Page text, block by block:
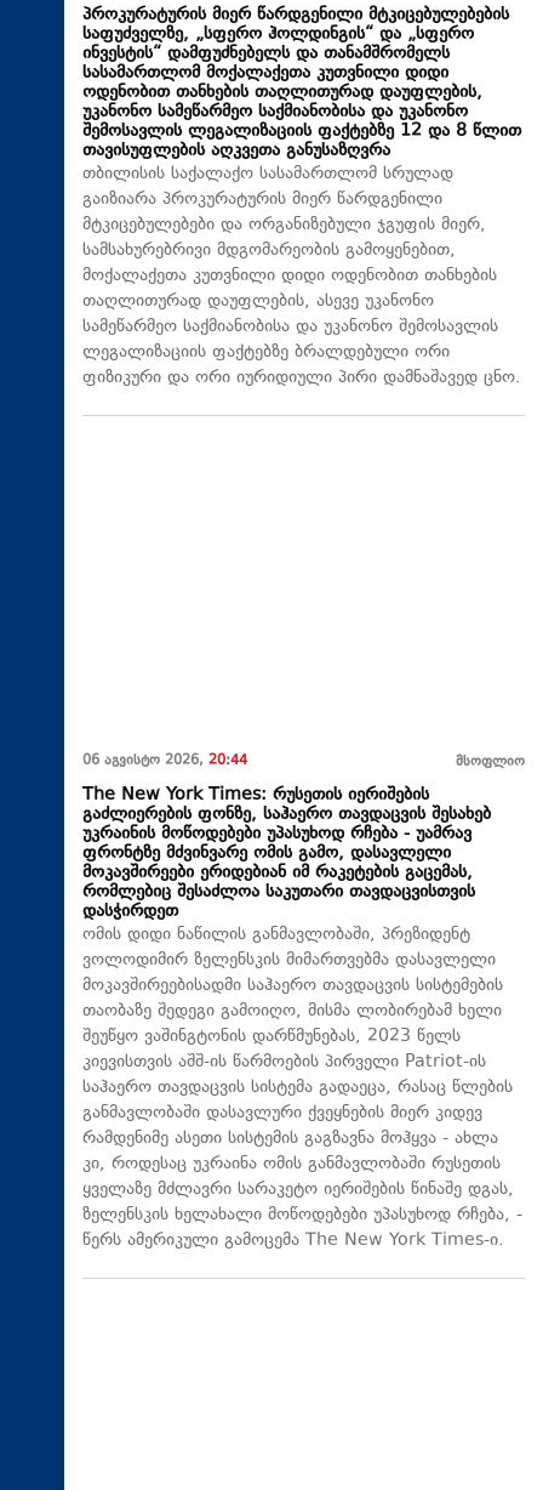
პროკურატურის მიერ წარდგენილი მტკიცებულებების
საფუძველზე, „სფერო ჰოლდინგის“ და „სფერო
ინვესტის“ დამფუძნებელს და თანამშრომელს
სასამართლომ მოქალაქეთა კუთვნილი დიდი
ოდენობით თანხების თაღლითურად დაუფლების,
უკანონო სამეწარმეო საქმიანობისა და უკანონო
შემოსავლის ლეგალიზაციის ფაქტებზე 12 და 8 წლით
თავისუფლების აღკვეთა განუსაზღვრა
თბილისის საქალაქო სასამართლომ სრულად
გაიზიარა პროკურატურის მიერ წარდგენილი
მტკიცებულებები და ორგანიზებული ჯგუფის მიერ,
სამსახურებრივი მდგომარეობის გამოყენებით,
მოქალაქეთა კუთვნილი დიდი ოდენობით თანხების
თაღლითურად დაუფლების, ასევე უკანონო
სამეწარმეო საქმიანობისა და უკანონო შემოსავლის
ლეგალიზაციის ფაქტებზე ბრალდებული ორი
ფიზიკური და ორი იურიდიული პირი დამნაშავედ ცნო.
06 აგვისტო 2026, 20:44 მსოფლიო
The New York Times: რუსეთის იერიშების
გაძლიერების ფონზე, საჰაერო თავდაცვის შესახებ
უკრაინის მოწოდებები უპასუხოდ რჩება - უამრავ
ფრონტზე მძვინვარე ომის გამო, დასავლელი
მოკავშირეები ერიდებიან იმ რაკეტების გაცემას,
რომლებიც შესაძლოა საკუთარი თავდაცვისთვის
დასჭირდეთ
ომის დიდი ნაწილის განმავლობაში, პრეზიდენტ
ვოლოდიმირ ზელენსკის მიმართვებმა დასავლელი
მოკავშირეებისადმი საჰაერო თავდაცვის სისტემების
თაობაზე შედეგი გამოიღო, მისმა ლობირებამ ხელი
შეუწყო ვაშინგტონის დარწმუნებას, 2023 წელს
კიევისთვის აშშ-ის წარმოების პირველი Patriot-ის
საჰაერო თავდაცვის სისტემა გადაეცა, რასაც წლების
განმავლობაში დასავლური ქვეყნების მიერ კიდევ
რამდენიმე ასეთი სისტემის გაგზავნა მოჰყვა - ახლა
კი, როდესაც უკრაინა ომის განმავლობაში რუსეთის
ყველაზე მძლავრი სარაკეტო იერიშების წინაშე დგას,
ზელენსკის ხელახალი მოწოდებები უპასუხოდ რჩება, -
წერს ამერიკული გამოცემა The New York Times-ი.